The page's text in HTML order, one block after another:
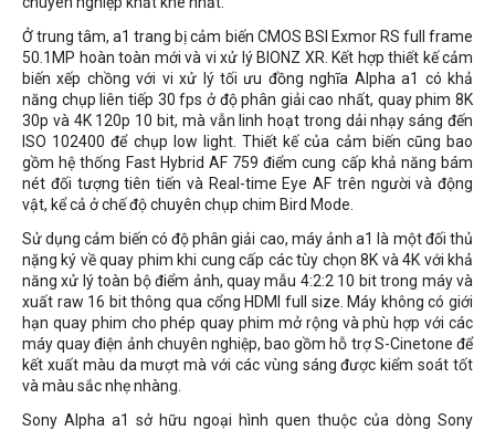
Ở trung tâm, a1 trang bị cảm biến CMOS BSI Exmor RS full frame
50.1MP hoàn toàn mới và vi xử lý BIONZ XR. Kết hợp thiết kế cảm
biến xếp chồng với vi xử lý tối ưu đồng nghĩa Alpha a1 có khả
năng chụp liên tiếp 30 fps ở độ phân giải cao nhất, quay phim 8K
30p và 4K 120p 10 bit, mà vẫn linh hoạt trong dải nhạy sáng đến
ISO 102400 để chụp low light. Thiết kế của cảm biến cũng bao
gồm hệ thống Fast Hybrid AF 759 điểm cung cấp khả năng bám
nét đối tượng tiên tiến và Real-time Eye AF trên người và động
vật, kể cả ở chế độ chuyên chụp chim Bird Mode.
Sử dụng cảm biến có độ phân giải cao, máy ảnh a1 là một đối thủ
nặng ký về quay phim khi cung cấp các tùy chọn 8K và 4K với khả
năng xử lý toàn bộ điểm ảnh, quay mẫu 4:2:2 10 bit trong máy và
xuất raw 16 bit thông qua cổng HDMI full size. Máy không có giới
hạn quay phim cho phép quay phim mở rộng và phù hợp với các
máy quay điện ảnh chuyên nghiệp, bao gồm hỗ trợ S-Cinetone để
kết xuất màu da mượt mà với các vùng sáng được kiểm soát tốt
và màu sắc nhẹ nhàng.
Sony Alpha a1 sở hữu ngoại hình quen thuộc của dòng Sony